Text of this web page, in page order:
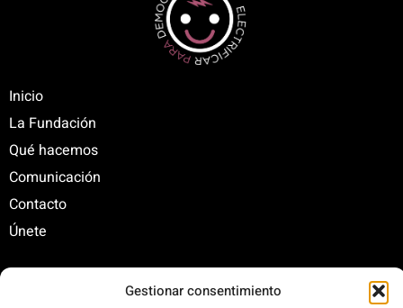
Gestionar consentimiento
Inicio
La Fundación
Qué hacemos
Comunicación
Contacto
Únete
C/ Santa Engracia, 108. 5º Interior. Izda. 28003